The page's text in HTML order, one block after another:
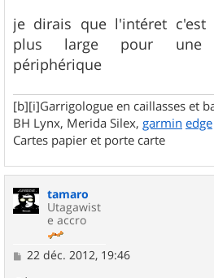
je dirais que l'intéret c'est
plus large pour une
périphérique
[b][i]Garrigologue en caillasses et
BH Lynx, Merida Silex, garmin edge
Cartes papier et porte carte
tamaro
Utagawist
e accro
M
22 déc. 2012, 19:46